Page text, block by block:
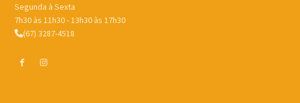
Segunda à Sexta
7h30 às 11h30 - 13h30 às 17h30
(67) 3287-4518